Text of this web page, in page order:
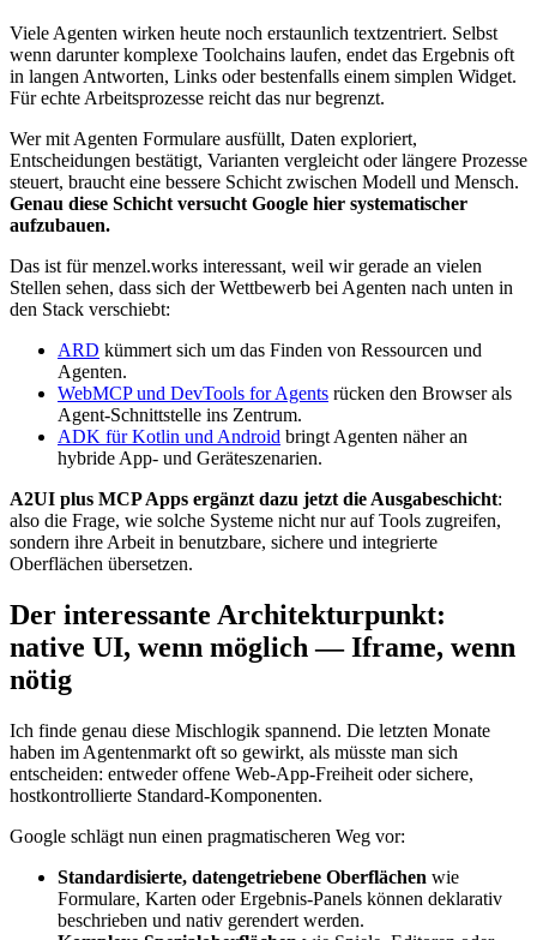
Viele Agenten wirken heute noch erstaunlich textzentriert. Selbst
wenn darunter komplexe Toolchains laufen, endet das Ergebnis oft
in langen Antworten, Links oder bestenfalls einem simplen Widget.
Für echte Arbeitsprozesse reicht das nur begrenzt.
Wer mit Agenten Formulare ausfüllt, Daten exploriert,
Entscheidungen bestätigt, Varianten vergleicht oder längere Prozesse
steuert, braucht eine bessere Schicht zwischen Modell und Mensch.
Genau diese Schicht versucht Google hier systematischer
aufzubauen.
Das ist für menzel.works interessant, weil wir gerade an vielen
Stellen sehen, dass sich der Wettbewerb bei Agenten nach unten in
den Stack verschiebt:
ARD kümmert sich um das Finden von Ressourcen und
Agenten.
WebMCP und DevTools for Agents rücken den Browser als
Agent-Schnittstelle ins Zentrum.
ADK für Kotlin und Android bringt Agenten näher an
hybride App- und Geräteszenarien.
A2UI plus MCP Apps ergänzt dazu jetzt die Ausgabeschicht:
also die Frage, wie solche Systeme nicht nur auf Tools zugreifen,
sondern ihre Arbeit in benutzbare, sichere und integrierte
Oberflächen übersetzen.
Der interessante Architekturpunkt:
native UI, wenn möglich — Iframe, wenn
nötig
Ich finde genau diese Mischlogik spannend. Die letzten Monate
haben im Agentenmarkt oft so gewirkt, als müsste man sich
entscheiden: entweder offene Web-App-Freiheit oder sichere,
hostkontrollierte Standard-Komponenten.
Google schlägt nun einen pragmatischeren Weg vor:
Standardisierte, datengetriebene Oberflächen wie
Formulare, Karten oder Ergebnis-Panels können deklarativ
beschrieben und nativ gerendert werden.